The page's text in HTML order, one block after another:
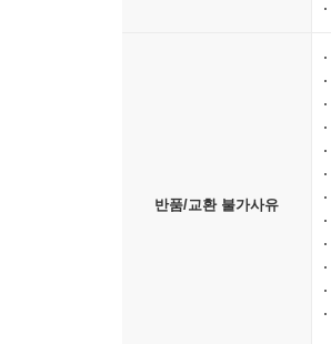
반품/교환 불가사유